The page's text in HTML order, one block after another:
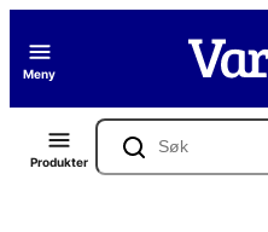
Meny
Produkter
Søk